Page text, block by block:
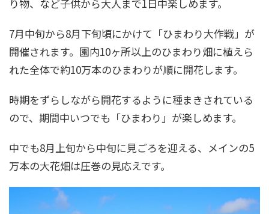
り物、など子供から大人まで1日中楽しめます。
7月中旬から8月下旬頃にかけて「ひまわり大作戦」が
開催されます。園内10ヶ所以上のひまわり畑に植えら
れた全体で約10万本のひまわりが順に開花します。
時期をずらしながら開花するように種まきされている
ので、期間中いつでも「ひまわり」が楽しめます。
中でも8月上旬から中旬に見ごろを迎える、メインの5
万本の大花畑は圧巻の見応えです。